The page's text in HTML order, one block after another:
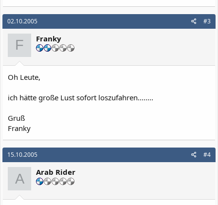
02.10.2005 #3
F Franky
Oh Leute,
ich hätte große Lust sofort loszufahren........
Gruß
Franky
15.10.2005 #4
A Arab Rider